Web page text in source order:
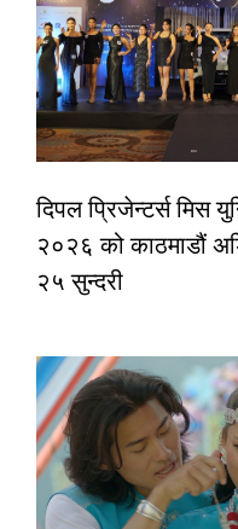
दिपल प्रिजेन्टर्स मिस
२०२६ को काठमाडौं
२५ सुन्दरी